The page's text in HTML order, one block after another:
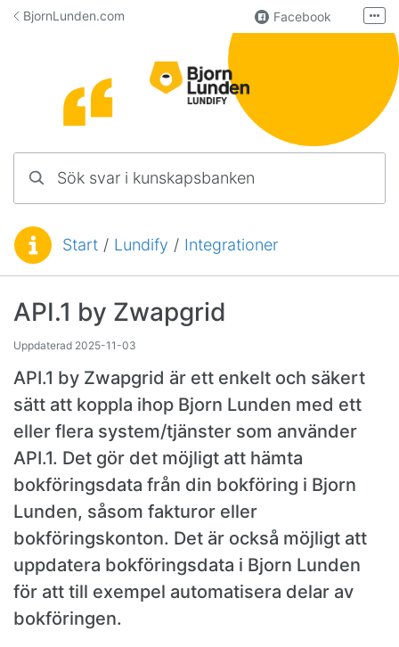
Hoppa till innehåll
BjornLunden.com Facebook
Kontakta oss
Manualer för övriga program
Fler
Du är här:Start / Lundify / Integrationer
API.1 by Zwapgrid
Uppdaterad 2025-11-03
API.1 by Zwapgrid är ett enkelt och säkert
sätt att koppla ihop Bjorn Lunden med ett
eller flera system/tjänster som använder
API.1. Det gör det möjligt att hämta
bokföringsdata från din bokföring i Bjorn
Lunden, såsom fakturor eller
bokföringskonton. Det är också möjligt att
uppdatera bokföringsdata i Bjorn Lunden
för att till exempel automatisera delar av
bokföringen.